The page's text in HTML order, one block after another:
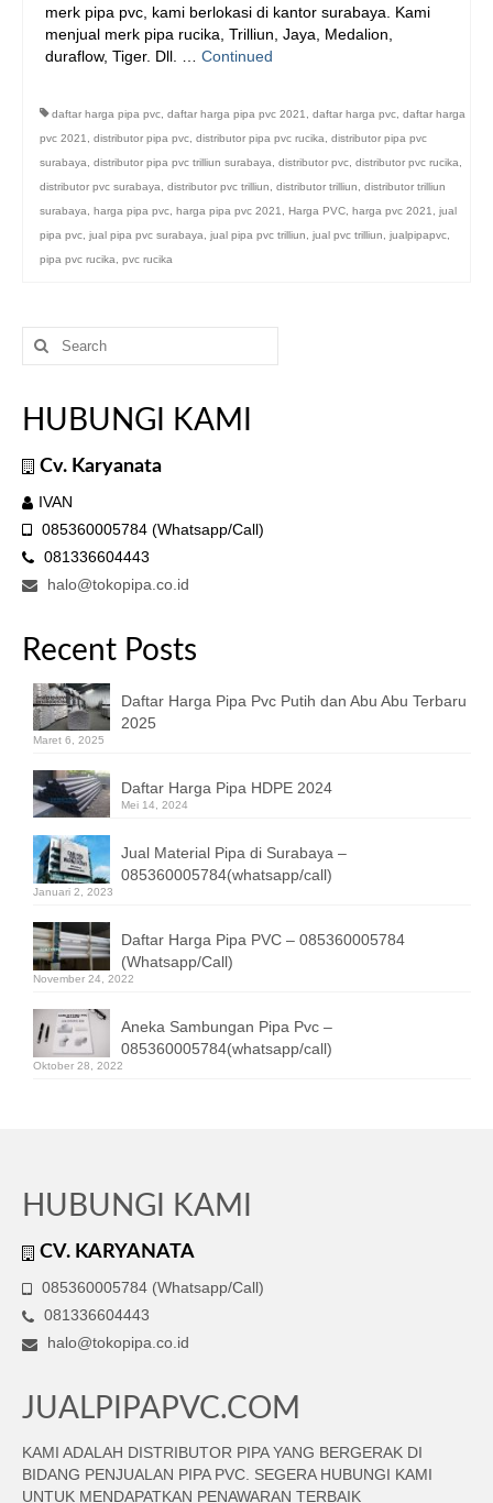
merk pipa pvc, kami berlokasi di kantor surabaya. Kami
menjual merk pipa rucika, Trilliun, Jaya, Medalion,
duraflow, Tiger. Dll. … Continued
daftar harga pipa pvc daftar harga pipa pvc 2021 daftar harga pvc daftar harga
pvc 2021
distributor pipa pvc distributor pipa pvc rucika
distributor pipa pvc
surabaya
distributor pipa pvc trilliun surabaya distributor pvc distributor pvc rucika
distributor pvc surabaya
distributor pvc trilliun distributor trilliun
distributor trilliun
surabaya
harga pipa pvc harga pipa pvc 2021 Harga PVC harga pvc 2021
jual
pipa pvc jual pipa pvc surabaya jual pipa pvc trilliun jual pvc trilliun jualpipapvc
pipa pvc rucika
pvc rucika
Search
for:
HUBUNGI KAMI
Cv. Karyanata
IVAN
085360005784 (Whatsapp/Call)
081336604443
halo@tokopipa.co.id
Recent Posts
Daftar Harga Pipa Pvc Putih dan Abu Abu Terbaru
2025
Maret 6, 2025
Daftar Harga Pipa HDPE 2024
Mei 14, 2024
Jual Material Pipa di Surabaya –
085360005784(whatsapp/call)
Januari 2, 2023
Daftar Harga Pipa PVC – 085360005784
(Whatsapp/Call)
November 24, 2022
Aneka Sambungan Pipa Pvc –
085360005784(whatsapp/call)
Oktober 28, 2022
HUBUNGI KAMI
CV. KARYANATA
085360005784 (Whatsapp/Call)
081336604443
halo@tokopipa.co.id
JUALPIPAPVC.COM
KAMI ADALAH DISTRIBUTOR PIPA YANG BERGERAK DI
BIDANG PENJUALAN PIPA PVC. SEGERA HUBUNGI KAMI
UNTUK MENDAPATKAN PENAWARAN TERBAIK